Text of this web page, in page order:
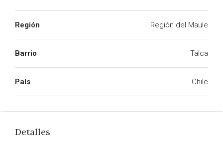
Región Región del Maule
Barrio Talca
País Chile
Detalles